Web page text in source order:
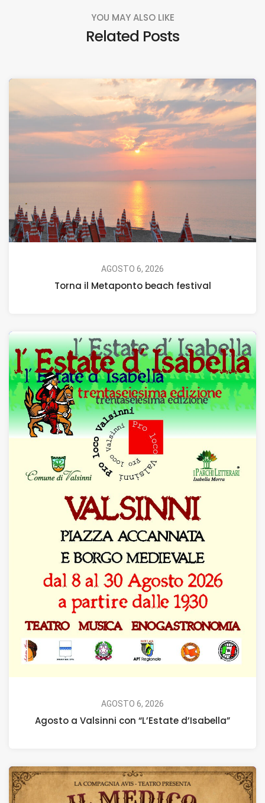
YOU MAY ALSO LIKE
Related Posts
AGOSTO 6, 2026
Torna il Metaponto beach festival
AGOSTO 6, 2026
Agosto a Valsinni con “L’Estate d’Isabella”